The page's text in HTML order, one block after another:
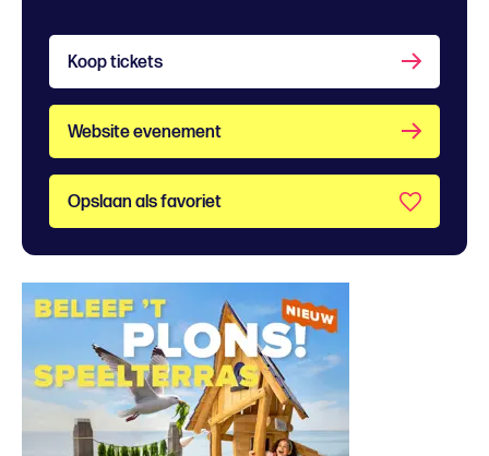
Koop tickets
Website evenement
Opslaan als favoriet